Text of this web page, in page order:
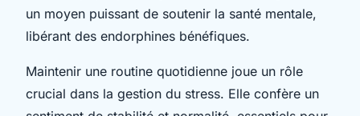
un moyen puissant de soutenir la santé mentale,
libérant des endorphines bénéfiques.
Maintenir une routine quotidienne joue un rôle
crucial dans la gestion du stress. Elle confère un